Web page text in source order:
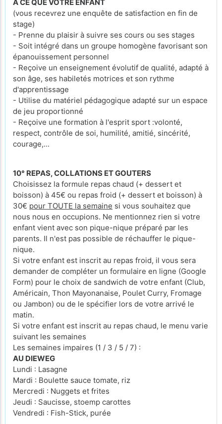
A CE QUE VOTRE ENFANT
(vous recevrez une enquête de satisfaction en fin de
stage)
- Prenne du plaisir à suivre ses cours ou ses stages
- Soit intégré dans un groupe homogène favorisant son
épanouissement personnel
- Reçoive un enseignement évolutif de qualité, adapté à
son âge, ses habiletés motrices et son rythme
d'apprentissage
- Utilise du matériel pédagogique adapté sur un espace
de jeu proportionné
- Reçoive une formation à l'esprit sport :volonté,
respect, contrôle de soi, humilité, amitié, sincérité,
courage,...
10° REPAS, COLLATIONS ET GOUTERS
Choisissez la formule repas chaud (+ dessert et
boisson) à 45€ ou repas froid (+ dessert et boisson) à
30€ pour TOUTE la semaine si vous souhaitez que
nous nous en occupions. Ne mentionnez rien si votre
enfant vient avec son pique-nique préparé par les
parents. Il n'est pas possible de réchauffer le pique-
nique.
Si votre enfant est inscrit au repas froid, il vous sera
demander de compléter un formulaire en ligne (Google
Form) pour le choix de sandwich de votre enfant (Club,
Américain, Thon Mayonanaise, Poulet Curry, Fromage
ou Jambon) ou de le spécifier lors de votre arrivé le
matin.
Si votre enfant est inscrit au repas chaud, le menu varie
suivant les semaines
Les semaines impaires (1 / 3 / 5 / 7) :
AU DIEWEG
Lundi : Lasagne
Mardi : Boulette sauce tomate, riz
Mercredi : Nuggets et frites
Jeudi : Saucisse, stoemp carottes
Vendredi : Fish-Stick, purée